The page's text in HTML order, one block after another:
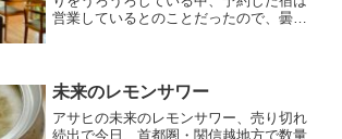
営業しているとのことだったので、曇天
未来のレモンサワー
アサヒの未来のレモンサワー、売り切れ
続出で今日、首都圏・関信越地方で数量